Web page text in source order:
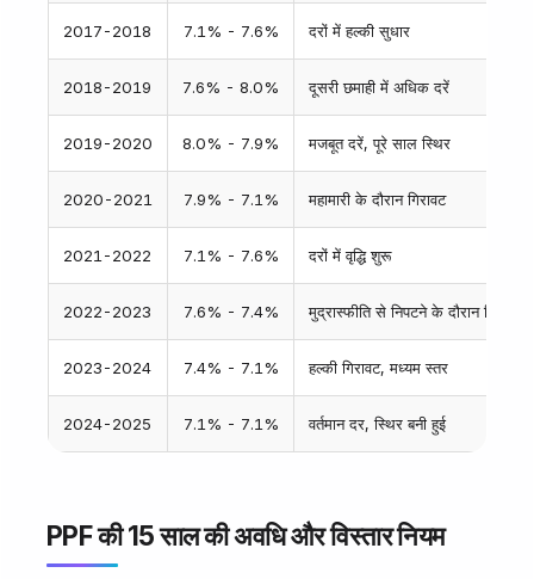
2017-2018 7.1% - 7.6% दरों में हल्की सुधार
2018-2019 7.6% - 8.0% दूसरी छमाही में अधिक दरें
2019-2020 8.0% - 7.9% मजबूत दरें, पूरे साल स्थिर
2020-2021 7.9% - 7.1% महामारी के दौरान गिरावट
2021-2022 7.1% - 7.6% दरों में वृद्धि शुरू
2022-2023 7.6% - 7.4% मुद्रास्फीति से निपटने के दौरान स्थिर
2023-2024 7.4% - 7.1% हल्की गिरावट, मध्यम स्तर
2024-2025 7.1% - 7.1% वर्तमान दर, स्थिर बनी हुई
PPF की 15 साल की अवधि और विस्तार नियम